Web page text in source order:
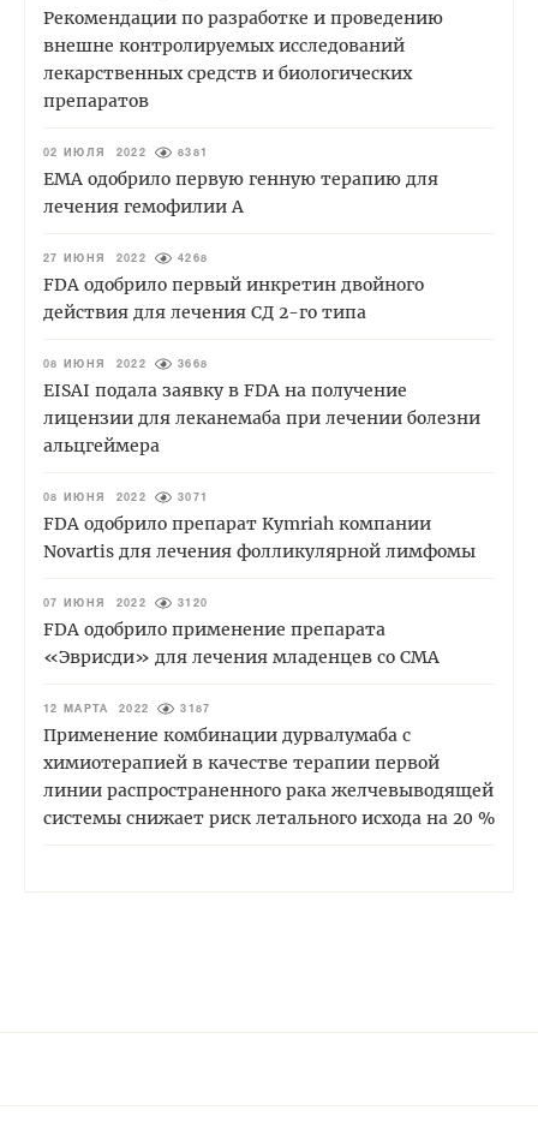
Рекомендации по разработке и проведению
внешне контролируемых исследований
лекарственных средств и биологических
препаратов
02 ИЮЛЯ 2022 8381
EMA одобрило первую генную терапию для
лечения гемофилии А
27 ИЮНЯ 2022 4268
FDA одобрило первый инкретин двойного
действия для лечения СД 2-го типа
08 ИЮНЯ 2022 3668
EISAI подала заявку в FDA на получение
лицензии для леканемаба при лечении болезни
альцгеймера
08 ИЮНЯ 2022 3071
FDA одобрило препарат Kymriah компании
Novartis для лечения фолликулярной лимфомы
07 ИЮНЯ 2022 3120
FDA одобрило применение препарата
«Эврисди» для лечения младенцев со СМА
12 МАРТА 2022 3187
Применение комбинации дурвалумаба с
химиотерапией в качестве терапии первой
линии распространенного рака желчевыводящей
системы снижает риск летального исхода на 20 %